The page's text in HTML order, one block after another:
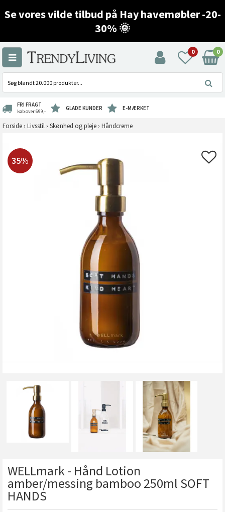
Se vores vilde tilbud på Hay havemøbler -20-
30% 🌞
0 0
FRI FRAGT
køb over 699,- GLADE KUNDER E-MÆRKET
Forside › Livsstil › Skønhed og pleje › Håndcreme
35%
WELLmark - Hånd Lotion
amber/messing bamboo 250ml SOFT
HANDS